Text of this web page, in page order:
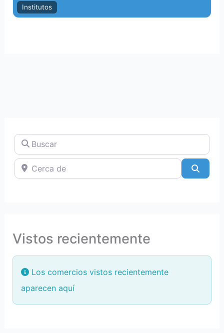
Institutos
Buscar
Cerca de
Vistos recientemente
Los comercios vistos recientemente
aparecen aquí